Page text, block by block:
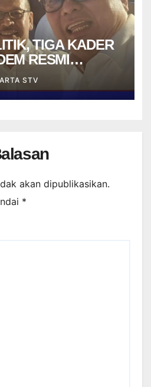
TIGA KADER
RESMI
PSI
STV
akan dipublikasikan.
*